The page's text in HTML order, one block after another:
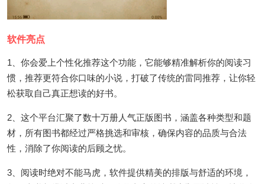
软件亮点
1、你会爱上个性化推荐这个功能，它能够精准解析你的阅读习
惯，推荐更符合你口味的小说，打破了传统的雷同推荐，让你轻
松获取自己真正想读的好书。
2、这个平台汇聚了数十万册人气正版图书，涵盖各种类型和题
材，所有图书都经过严格挑选和审核，确保内容的品质与合法
性，消除了你阅读的后顾之忧。
3、阅读时绝对不能马虎，软件提供精美的排版与舒适的环境，